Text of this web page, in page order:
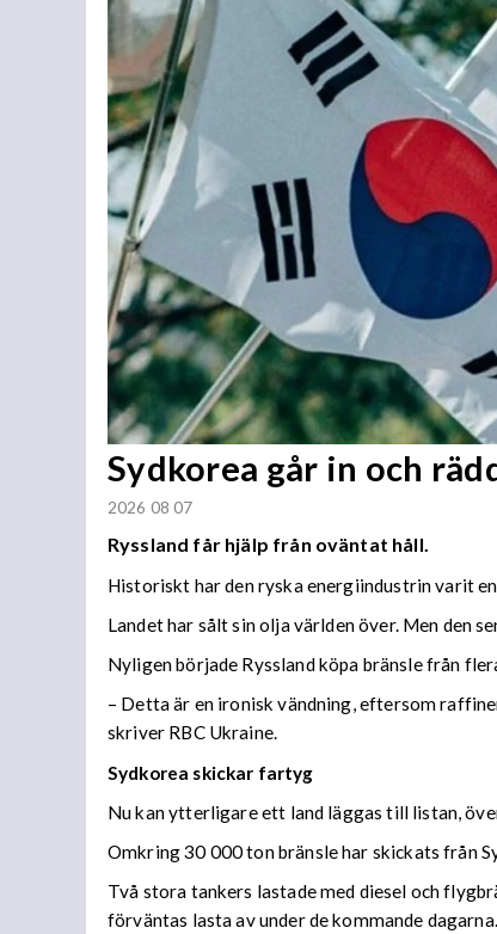
Sydkorea går in och
2026 08 07
Ryssland får hjälp från oväntat håll.
Historiskt har den ryska energiindustrin varit
Landet har sålt sin olja världen över. Men den
Nyligen började Ryssland köpa bränsle från
– Detta är en ironisk vändning, eftersom
skriver RBC Ukraine.
Sydkorea skickar fartyg
Nu kan ytterligare ett land läggas till listan,
Omkring 30 000 ton bränsle har skickats från
Två stora tankers lastade med diesel och
förväntas lasta av under de kommande dagarna.